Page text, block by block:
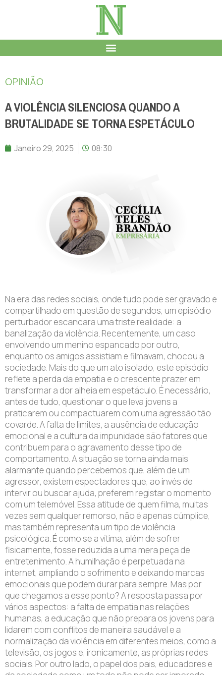
OPINIÃO
A VIOLÊNCIA SILENCIOSA QUANDO A
BRUTALIDADE SE TORNA ESPETÁCULO
Janeiro 29, 2025 08:30
Na era das redes sociais, onde tudo pode ser gravado e
compartilhado em questão de segundos, um episódio
perturbador escancara uma triste realidade: a
banalização da violência. Recentemente, um caso
envolvendo um menino espancado por outro,
enquanto os amigos assistiam e filmavam, chocou a
sociedade. Mais do que um ato isolado, este episódio
reflete a perda da empatia e o crescente prazer em
transformar a dor alheia em espetáculo. É necessário,
antes de tudo, questionar o que leva jovens a
praticarem ou compactuarem com uma agressão tão
covarde. A falta de limites, a ausência de educação
emocional e a cultura da impunidade são fatores que
contribuem para o agravamento desse tipo de
comportamento. A situação se torna ainda mais
alarmante quando percebemos que, além de um
agressor, existem espectadores que, ao invés de
intervir ou buscar ajuda, preferem registar o momento
com um telemóvel. Essa atitude de quem filma, muitas
vezes sem qualquer remorso, não é apenas cúmplice,
mas também representa um tipo de violência
psicológica. É como se a vítima, além de sofrer
fisicamente, fosse reduzida a uma mera peça de
entretenimento. A humilhação é perpetuada na
internet, ampliando o sofrimento e deixando marcas
emocionais que podem durar para sempre. Mas por
que chegamos a esse ponto? A resposta passa por
vários aspectos: a falta de empatia nas relações
humanas, a educação que não prepara os jovens para
lidarem com conflitos de maneira saudável e a
normalização da violência em diferentes meios, como a
televisão, os jogos e, ironicamente, as próprias redes
sociais. Por outro lado, o papel dos pais, educadores e